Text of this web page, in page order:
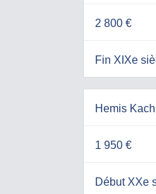
2 800 €
Fin XIXe
Hemis
1 950 €
Début XXe